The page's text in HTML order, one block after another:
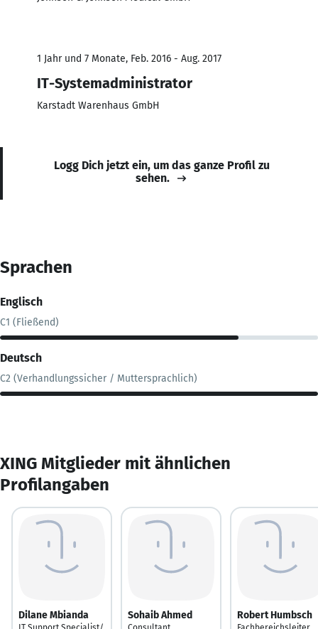
1 Jahr und 7 Monate, Feb. 2016 - Aug. 2017
IT-Systemadministrator
Karstadt Warenhaus GmbH
Logg Dich jetzt ein, um das ganze Profil zu
sehen.
Sprachen
Englisch
C1 (Fließend)
Deutsch
C2 (Verhandlungssicher / Muttersprachlich)
XING Mitglieder mit ähnlichen
Profilangaben
Dilane Mbianda Sohaib Ahmed Robert Humbsch